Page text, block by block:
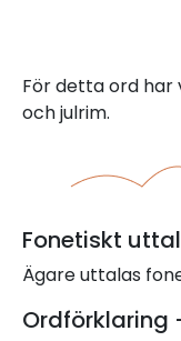
För detta ord har
och julrim.
Fonetiskt
Ägare uttalas
Ordförklaring